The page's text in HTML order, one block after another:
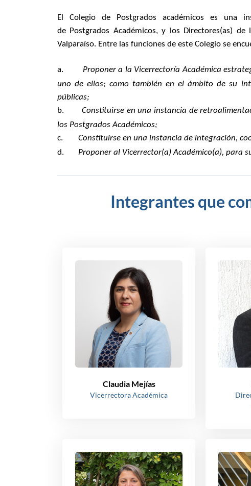
El Colegio de Postgrados académicos es una
de Postgrados Académicos, y los Directores(as) de
Valparaíso. Entre las funciones de este Colegio se
a. Proponer a la Vicerrectoría Académica
uno de ellos; como también en el ámbito de su
públicas;
b.
Constituirse en una instancia de
los Postgrados Académicos;
c.
Constituirse en una instancia de integración,
d.
Proponer al Vicerrector(a) Académico(a), para
Integrantes que
Claudia Mejías
Vicerrectora Académica